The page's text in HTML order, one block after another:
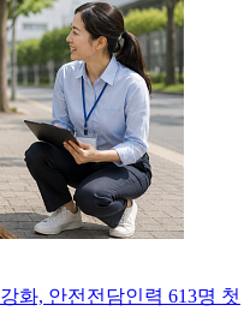
화, 안전전담인력 613명 첫